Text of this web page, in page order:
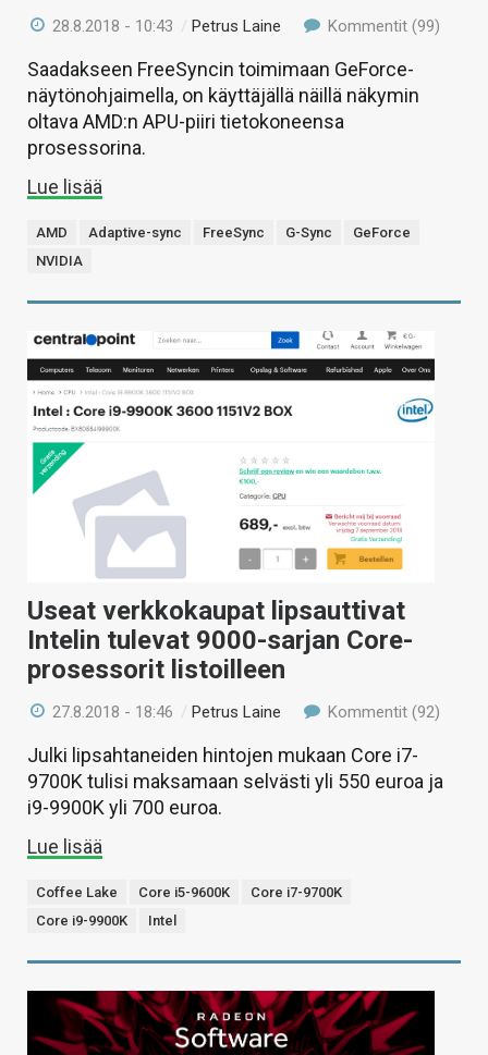
28.8.2018 - 10:43 /Petrus Laine Kommentit (99)
Saadakseen FreeSyncin toimimaan GeForce-
näytönohjaimella, on käyttäjällä näillä näkymin
oltava AMD:n APU-piiri tietokoneensa
prosessorina.
Lue lisää
AMD Adaptive-sync FreeSync G-Sync
GeForce
NVIDIA
Useat verkkokaupat lipsauttivat
Intelin tulevat 9000-sarjan Core-
prosessorit listoilleen
27.8.2018 - 18:46 /Petrus Laine Kommentit (92)
Julki lipsahtaneiden hintojen mukaan Core i7-
9700K tulisi maksamaan selvästi yli 550 euroa ja
i9-9900K yli 700 euroa.
Lue lisää
Coffee Lake Core i5-9600K
Core i7-9700K
Core i9-9900K
Intel